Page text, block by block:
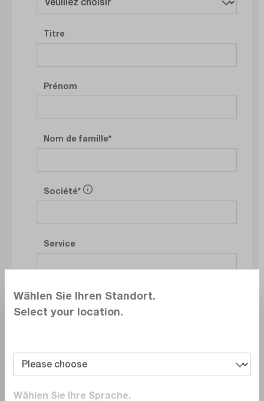
Titre
Prénom
Nom de famille
Société
Service
E-mail
Wählen Sie Ihren Standort.
Select your location.
Wählen Sie Ihre Sprache.